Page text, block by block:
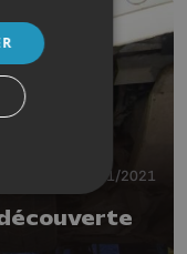
08/11/2021